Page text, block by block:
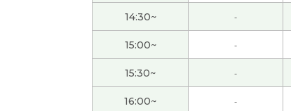
我记住您的解释。日语也传达别人的时
这只是我第二次上CC课，所以我还有点
题，也很期待下次的课。谢谢老师，下次
14:30~ -
15:00~ -
15:30~ -
16:00~ -